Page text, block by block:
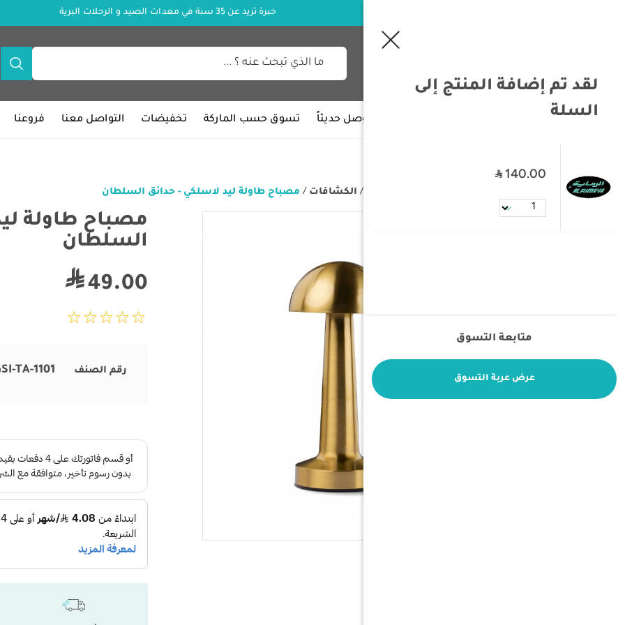
خبرة تزيد عن 35 سنة في معدات الصيد و الرحلات البرية
وصل حديثاً تسوق حسب الماركة تخفيضات التواصل معنا فروعنا
/ الكشافات / مصباح طاولة ليد لاسلكي - حدائق السلطان
مصباح طاولة
السلطان
49.00
رقم الصنف TA-1101
لقد تم إضافة المنتج إلى
السلة
140.00
متابعة التسوق
عرض عربة التسوق